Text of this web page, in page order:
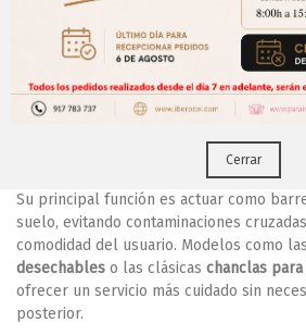
zapatillas desechablesson un tipo
pensado para utilizarse durante
entornos donde la higiene es
emplean como complemento en
Su principal función es actuar como
suelo, evitando contaminaciones
comodidad del usuario. Modelos como las
desechables o las clásicas chanclas
ofrecer un servicio más cuidado sin
posterior.
¡Regístrate para acceder a los precios
tus pedidos online.!
Puedes hacerlo desdeAqui!
Cerrar